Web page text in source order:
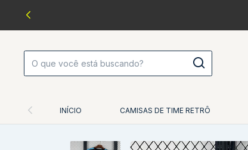
INÍCIO CAMISAS DE TIME RETRÔ